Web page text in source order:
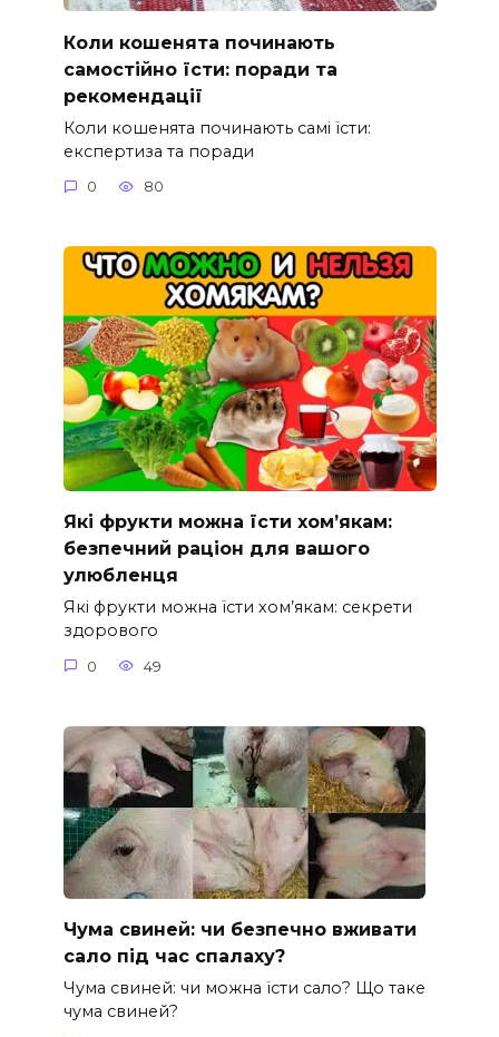
Коли кошенята починають
самостійно їсти: поради та
рекомендації
Коли кошенята починають самі їсти:
експертиза та поради
0 80
Які фрукти можна їсти хом’якам:
безпечний раціон для вашого
улюбленця
Які фрукти можна їсти хом’якам: секрети
здорового
0 49
Чума свиней: чи безпечно вживати
сало під час спалаху?
Чума свиней: чи можна їсти сало? Що таке
чума свиней?